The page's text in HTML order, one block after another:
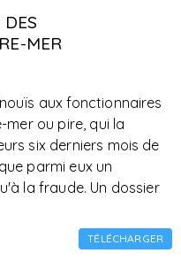
MER
aux fonctionnaires
ou pire, qui la
six derniers mois de
parmi eux un
la fraude. Un dossier
TÉLÉCHARGER